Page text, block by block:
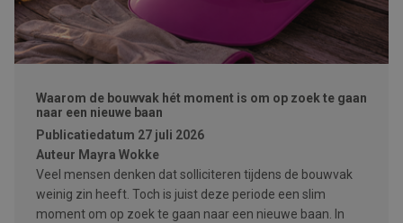
Waarom de bouwvak hét moment is om op zoek te gaan
naar een nieuwe baan
Publicatiedatum 27 juli 2026
Auteur Mayra Wokke
Veel mensen denken dat solliciteren tijdens de bouwvak
weinig zin heeft. Toch is juist deze periode een slim
moment om op zoek te gaan naar een nieuwe baan. In